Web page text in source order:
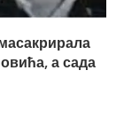
а сада